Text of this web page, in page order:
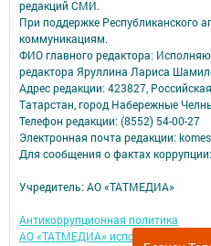
редакций СМИ.
При поддержке Республиканского
коммуникациям.
ФИО главного редактора:
редактора Яруллина Лариса
Адрес редакции: 423827,
Татарстан, город Набережные
Телефон редакции: (8552) 54-00-27
Электронная почта редакции:
Для сообщения о фактах
Учредитель: АО «ТАТМЕДИА»
Антикоррупционная политика
АО «ТАТМЕДИА» использует «cookie»